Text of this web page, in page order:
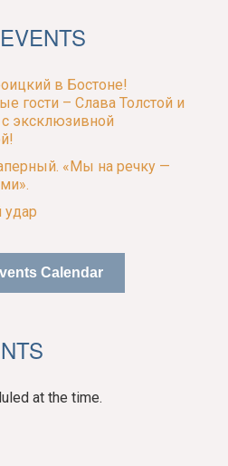
в Бостоне!
гости – Слава Толстой и
эксклюзивной
«Мы на речку —
Calendar
at the time.